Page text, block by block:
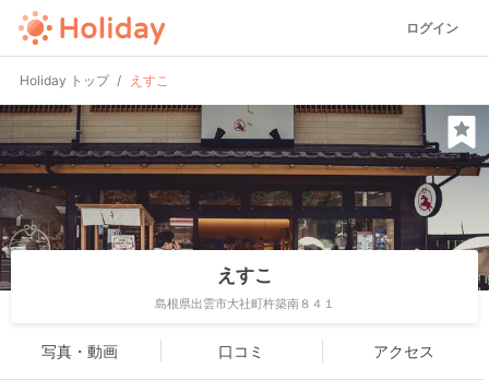
ログイン
Holiday トップ えすこ
えすこ
島根県出雲市大社町杵築南８４１
写真・動画 口コミ アクセス